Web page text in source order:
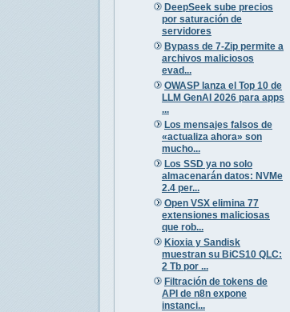
DeepSeek sube precios
por saturación de
servidores
Bypass de 7-Zip permite a
archivos maliciosos
evad...
OWASP lanza el Top 10 de
LLM GenAI 2026 para apps
...
Los mensajes falsos de
«actualiza ahora» son
mucho...
Los SSD ya no solo
almacenarán datos: NVMe
2.4 per...
Open VSX elimina 77
extensiones maliciosas
que rob...
Kioxia y Sandisk
muestran su BiCS10 QLC:
2 Tb por ...
Filtración de tokens de
API de n8n expone
instanci...